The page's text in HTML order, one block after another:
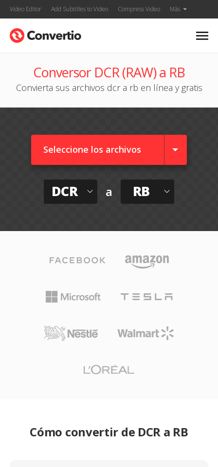
Video Editor Add Subtitles to Video Compress Video Más
Conversor DCR (RAW) a RB
Convierta sus archivos dcr a rb en línea y gratis
Seleccione los archivos
DCR a RB
Cómo convertir de DCR a RB